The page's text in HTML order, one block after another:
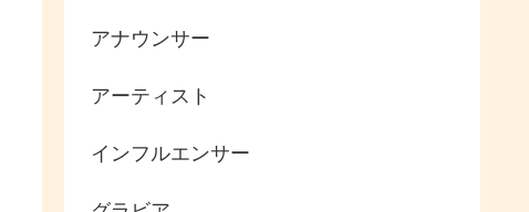
アナウンサー
アーティスト
インフルエンサー